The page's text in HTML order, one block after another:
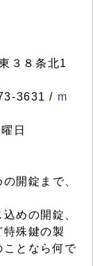
３８条北1
3631 / m
日
開錠まで、
めの開錠、
殊鍵の製
となら何で